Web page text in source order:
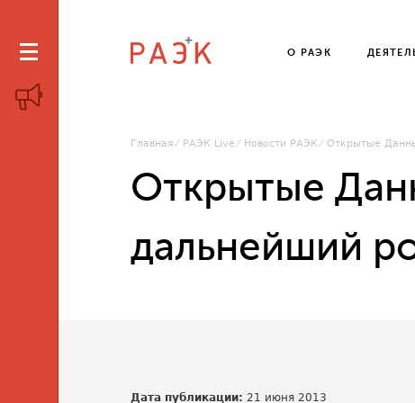
О РАЭК
Главная РАЭК Live Новости РАЭК Открытые
Открытые
дальнейший
Дата публикации: 21 июня 2013